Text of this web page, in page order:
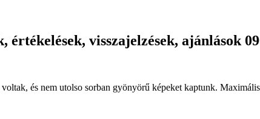
értékelések, visszajelzések, ajánlások
és nem utolso sorban gyönyörű képeket kaptunk.